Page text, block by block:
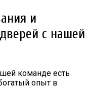
и
с нашей
команде есть
опыт в